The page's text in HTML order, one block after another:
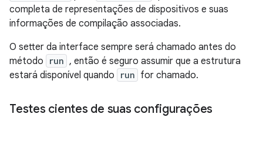
completa de representações de dispositivos e suas
informações de compilação associadas.
O setter da interface sempre será chamado antes do
método
run , então é seguro assumir que a estrutura
estará disponível quando
run for chamado.
Testes cientes de suas configurações